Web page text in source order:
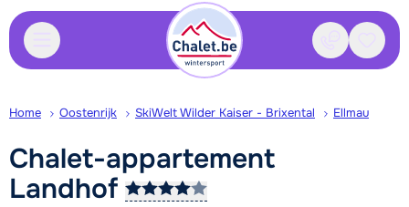
Contact
Home Oostenrijk SkiWelt Wilder Kaiser - Brixental Ellmau
Chalet-appartement
Landhof